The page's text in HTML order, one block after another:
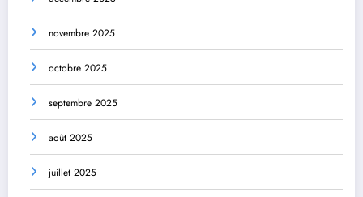
novembre 2025
octobre 2025
septembre 2025
août 2025
juillet 2025